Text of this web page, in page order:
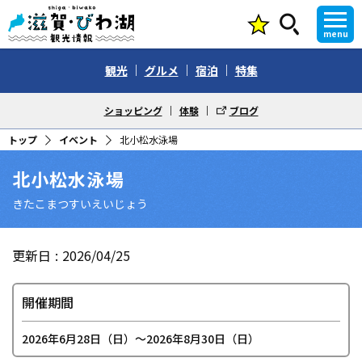
menu
観光 グルメ 宿泊 特集
ショッピング 体験 ブログ
トップ イベント 北小松水泳場
北小松水泳場
きたこまつすいえいじょう
更新日 2026/04/25
開催期間
2026年6月28日（日）〜2026年8月30日（日）